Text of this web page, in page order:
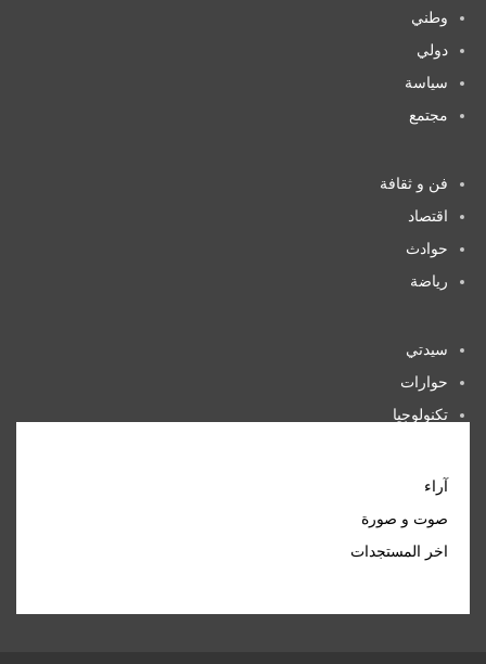
وطني
دولي
سياسة
مجتمع
فن و ثقافة
اقتصاد
حوادث
رياضة
سيدتي
حوارات
تكنولوجيا
آراء
صوت و صورة
اخر المستجدات